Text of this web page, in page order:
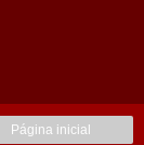
Página inicial